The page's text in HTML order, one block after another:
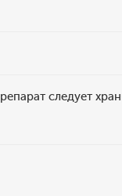
следует